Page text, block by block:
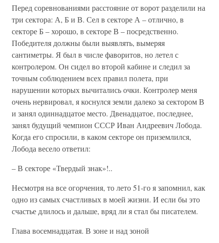
Перед соревнованиями расстояние от ворот разделили на
три сектора: А, Б и В. Сел в секторе А – отлично, в
секторе Б – хорошо, в секторе В – посредственно.
Победителя должны были выявлять, вымеряя
сантиметры. Я был в числе фаворитов, но летел с
контролером. Он сидел во второй кабине и следил за
точным соблюдением всех правил полета, при
нарушении которых вычитались очки. Контролер меня
очень нервировал, я коснулся земли далеко за сектором В
и занял одиннадцатое место. Двенадцатое, последнее,
занял будущий чемпион СССР Иван Андреевич Лобода.
Когда его спросили, в каком секторе он приземлился,
Лобода весело ответил:
– В секторе «Твердый знак»!..
Несмотря на все огорчения, то лето 51-го я запомнил, как
одно из самых счастливых в моей жизни. И если бы это
счастье длилось и дальше, вряд ли я стал бы писателем.
Глава восемнадцатая. В зоне и над зоной